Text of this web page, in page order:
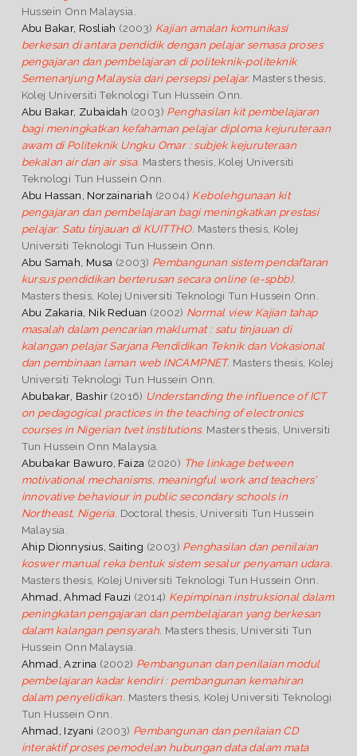
Hussein Onn Malaysia.
Abu Bakar, Rosliah (2003) Kajian amalan komunikasi
berkesan di antara pendidik dengan pelajar semasa proses
pengajaran dan pembelajaran di politeknik-politeknik
Semenanjung Malaysia dari persepsi pelajar. Masters thesis,
Kolej Universiti Teknologi Tun Hussein Onn.
Abu Bakar, Zubaidah (2003) Penghasilan kit pembelajaran
bagi meningkatkan kefahaman pelajar diploma kejuruteraan
awam di Politeknik Ungku Omar : subjek kejuruteraan
bekalan air dan air sisa. Masters thesis, Kolej Universiti
Teknologi Tun Hussein Onn.
Abu Hassan, Norzainariah (2004) Kebolehgunaan kit
pengajaran dan pembelajaran bagi meningkatkan prestasi
pelajar: Satu tinjauan di KUITTHO. Masters thesis, Kolej
Universiti Teknologi Tun Hussein Onn.
Abu Samah, Musa (2003) Pembangunan sistem pendaftaran
kursus pendidikan berterusan secara online (e-spbb).
Masters thesis, Kolej Universiti Teknologi Tun Hussein Onn.
Abu Zakaria, Nik Reduan (2002) Normal view Kajian tahap
masalah dalam pencarian maklumat : satu tinjauan di
kalangan pelajar Sarjana Pendidikan Teknik dan Vokasional
dan pembinaan laman web INCAMPNET. Masters thesis, Kolej
Universiti Teknologi Tun Hussein Onn.
Abubakar, Bashir (2016) Understanding the influence of ICT
on pedagogical practices in the teaching of electronics
courses in Nigerian tvet institutions. Masters thesis, Universiti
Tun Hussein Onn Malaysia.
Abubakar Bawuro, Faiza (2020) The linkage between
motivational mechanisms, meaningful work and teachers’
innovative behaviour in public secondary schools in
Northeast, Nigeria. Doctoral thesis, Universiti Tun Hussein
Malaysia.
Ahip Dionnysius, Saiting (2003) Penghasilan dan penilaian
koswer manual reka bentuk sistem sesalur penyaman udara.
Masters thesis, Kolej Universiti Teknologi Tun Hussein Onn.
Ahmad, Ahmad Fauzi (2014) Kepimpinan instruksional dalam
peningkatan pengajaran dan pembelajaran yang berkesan
dalam kalangan pensyarah. Masters thesis, Universiti Tun
Hussein Onn Malaysia.
Ahmad, Azrina (2002) Pembangunan dan penilaian modul
pembelajaran kadar kendiri : pembangunan kemahiran
dalam penyelidikan. Masters thesis, Kolej Universiti Teknologi
Tun Hussein Onn.
Ahmad, Izyani (2003) Pembangunan dan penilaian CD
interaktif proses pemodelan hubungan data dalam mata